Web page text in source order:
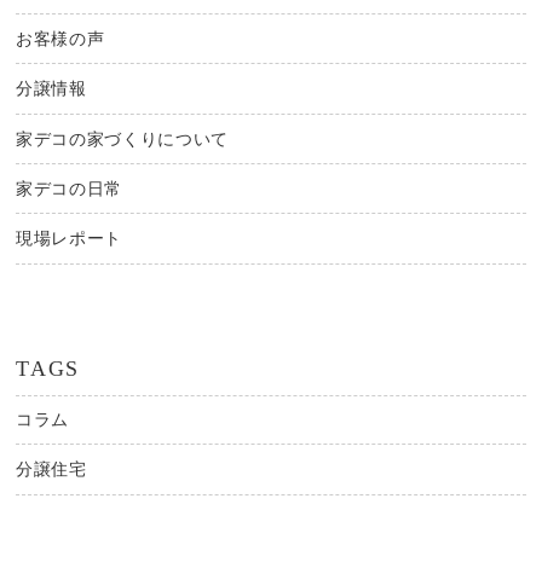
お客様の声
分譲情報
家デコの家づくりについて
家デコの日常
現場レポート
TAGS
コラム
分譲住宅